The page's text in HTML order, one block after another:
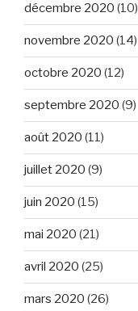
décembre 2020 (10)
novembre 2020 (14)
octobre 2020 (12)
septembre 2020 (9)
août 2020 (11)
juillet 2020 (9)
juin 2020 (15)
mai 2020 (21)
avril 2020 (25)
mars 2020 (26)